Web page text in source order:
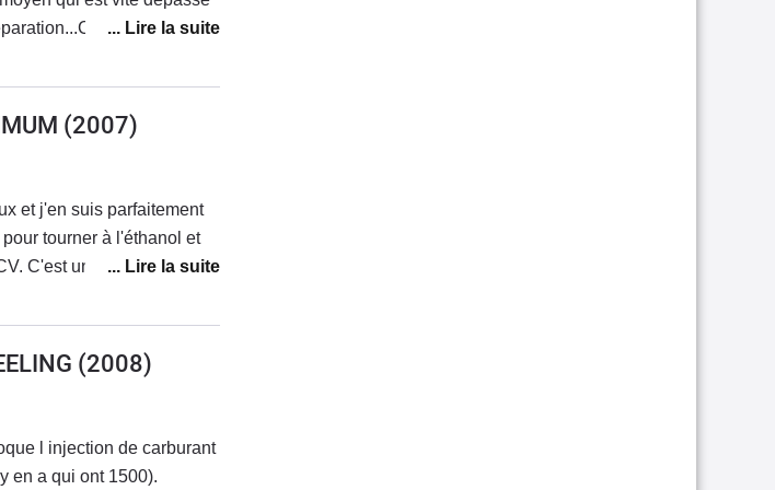
droit côté roue non
une marque qui se
débute tout en
et agréable à
occasion chez la même
de la voiture en dessous
état !
(2007)
et j'en suis parfaitement
tourner à l'éthanol et
C'est une voiture
(2008)
l injection de carburant
en a qui ont 1500).